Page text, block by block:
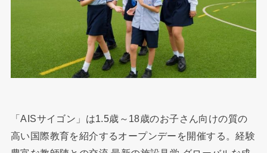
「AISサイゴン」は1.5歳～18歳のお子さん向けの質の
高い国際教育を紹介するオープンデーを開催する。経験